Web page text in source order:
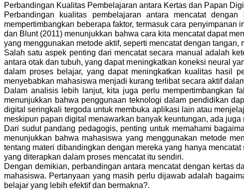
Perbandingan Kualitas Pembelajaran antara Kertas dan Papan
Perbandingan kualitas pembelajaran antara mencatat
mempertimbangkan beberapa faktor, termasuk cara
dan Blunt (2011) menunjukkan bahwa cara kita mencatat dapat
yang menggunakan metode aktif, seperti mencatat dengan
Salah satu aspek penting dari mencatat secara manual adalah
antara otak dan tubuh, yang dapat meningkatkan koneksi neural
dalam proses belajar, yang dapat meningkatkan kualitas hasil
menyebabkan mahasiswa menjadi kurang terlibat secara aktif
Dalam analisis lebih lanjut, kita juga perlu mempertimbangkan
menunjukkan bahwa penggunaan teknologi dalam pendidikan
digital seringkali tergoda untuk membuka aplikasi lain atau
meskipun papan digital menawarkan banyak keuntungan, ada
Dari sudut pandang pedagogis, penting untuk memahami
menunjukkan bahwa mahasiswa yang menggunakan metode
tentang materi dibandingkan dengan mereka yang hanya
yang diterapkan dalam proses mencatat itu sendiri.
Dengan demikian, perbandingan antara mencatat dengan kertas
mahasiswa. Pertanyaan yang masih perlu dijawab adalah
belajar yang lebih efektif dan bermakna?.